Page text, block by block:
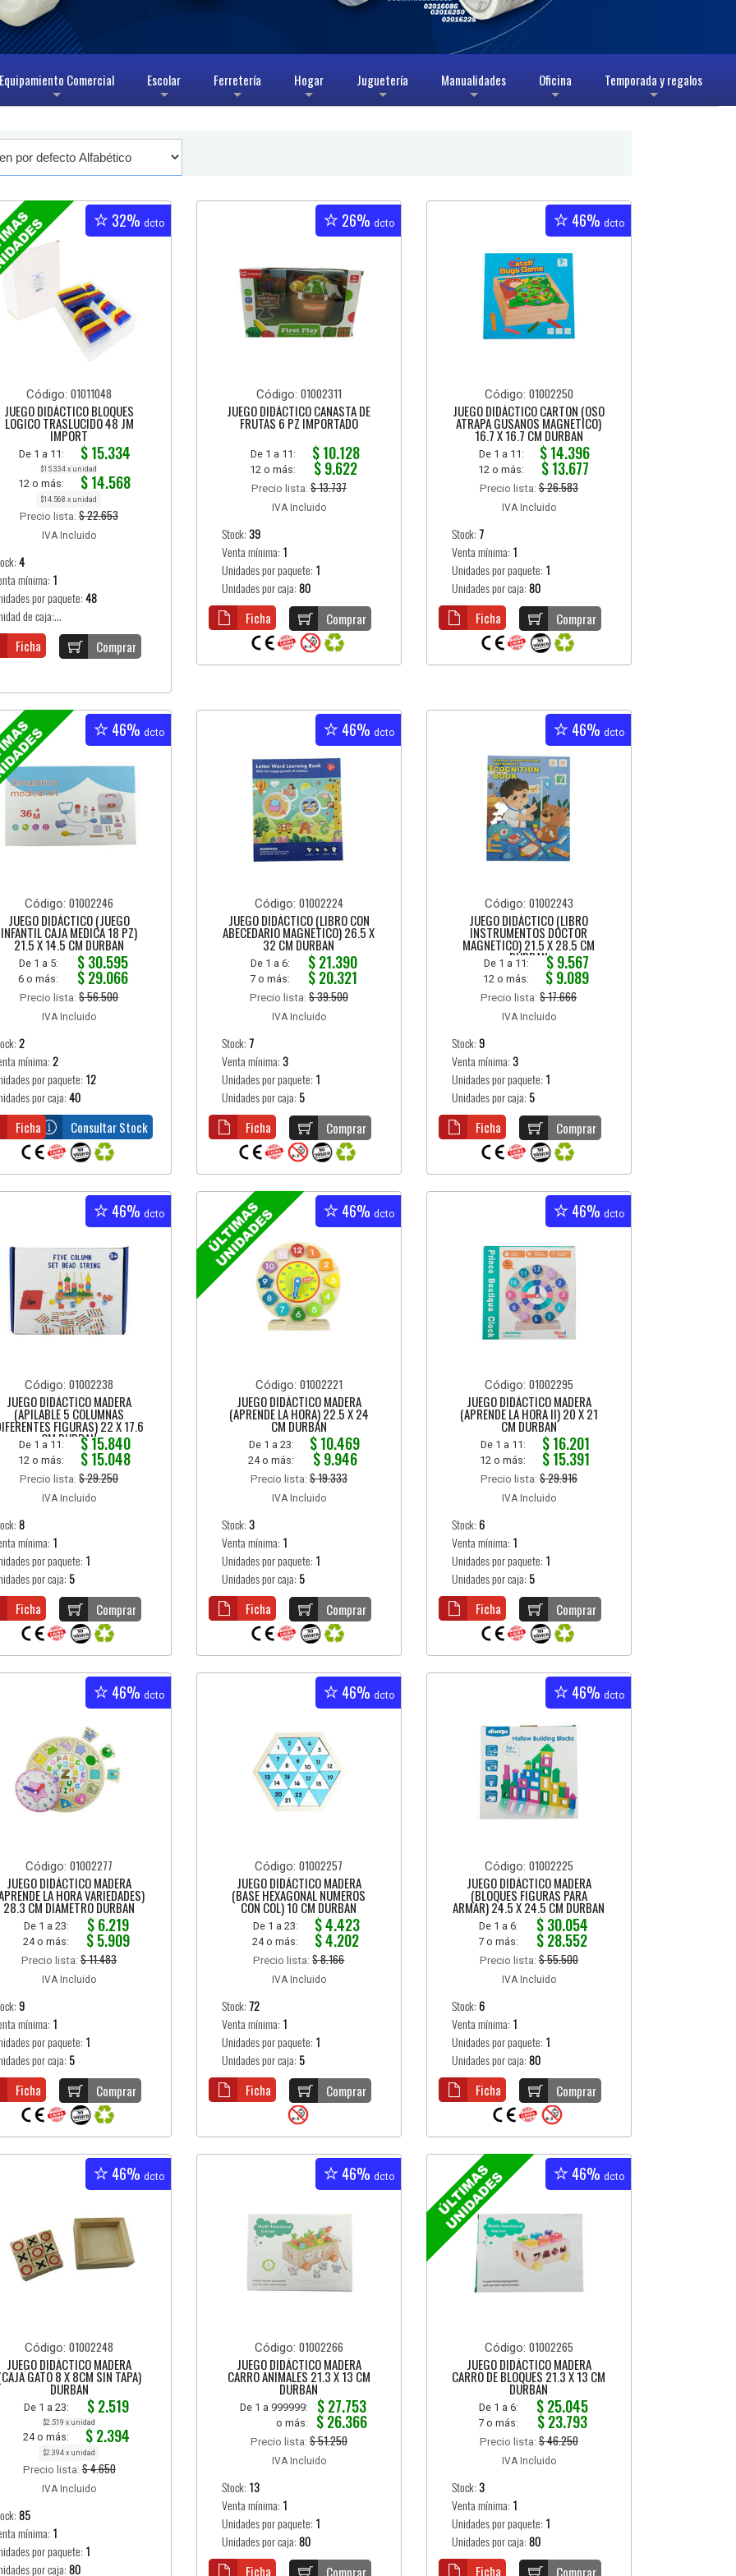
+
Equipamiento Comercial
+
Escolar
+
Ferretería
+
Hogar
+
Juguetería
+
Manualidades
+
Oficina
+
Temporada y regalos
32% dcto
Código:01011048
JUEGO DIDÁCTICO BLOQUES
LOGICO TRASLUCIDO 48 JM
IMPORT
De 1 a 11: $ 15.334
$15.334 x unidad
12 o más: $ 14.568
$14.568 x unidad
Precio lista:$ 22.653
IVA Incluido
4
mínima: 1
por paquete:48
de caja:...
Comprar
Ficha
26% dcto
Código: 01002311
JUEGO DIDÁCTICO CANASTA DE
FRUTAS 6 PZ IMPORTADO
De 1 a 11: $ 10.128
12 o más: $ 9.622
Precio lista: $ 13.737
IVA Incluido
Stock: 39
Venta mínima: 1
Unidades por paquete: 1
Unidades por caja: 80
Comprar
Ficha
46% dcto
Código: 01002250
JUEGO DIDÁCTICO CARTON (OSO
ATRAPA GUSANOS MAGNETICO)
16.7 X 16.7 CM DURBAN
De 1 a 11: $ 14.396
12 o más: $ 13.677
Precio lista:$ 26.583
IVA Incluido
Stock: 7
Venta mínima: 1
Unidades por paquete: 1
Unidades por caja: 80
Comprar
Ficha
46% dcto
Código:01002246
JUEGO DIDÁCTICO (JUEGO
INFANTIL CAJA MEDICA 18 PZ)
21.5 X 14.5 CM DURBAN
De 1 a 5: $ 30.595
6 o más: $ 29.066
Precio lista:$ 56.500
IVA Incluido
2
mínima:2
por paquete: 12
por caja:40
Consultar Stock
Ficha
46% dcto
Código: 01002224
JUEGO DIDÁCTICO (LIBRO CON
ABECEDARIO MAGNETICO) 26.5 X
32 CM DURBAN
De 1 a 6: $ 21.390
7 o más: $ 20.321
Precio lista: $ 39.500
IVA Incluido
Stock: 7
Venta mínima: 3
Unidades por paquete: 1
Unidades por caja: 5
Comprar
Ficha
46% dcto
Código: 01002243
JUEGO DIDÁCTICO (LIBRO
INSTRUMENTOS DOCTOR
MAGNETICO) 21.5 X 28.5 CM
DURBAN
De 1 a 11: $ 9.567
12 o más: $ 9.089
Precio lista:$ 17.666
IVA Incluido
Stock: 9
Venta mínima: 3
Unidades por paquete: 1
Unidades por caja: 5
Comprar
Ficha
46% dcto
Código:01002238
JUEGO DIDÁCTICO MADERA
(APILABLE 5 COLUMNAS
FIGURAS) 22 X 17.6
CM DURBAN
De 1 a 11: $ 15.840
12 o más: $ 15.048
Precio lista:$ 29.250
IVA Incluido
8
mínima: 1
por paquete: 1
por caja: 5
Comprar
Ficha
46% dcto
Código: 01002221
JUEGO DIDÁCTICO MADERA
(APRENDE LA HORA) 22.5 X 24
CM DURBAN
De 1 a 23: $ 10.469
24 o más: $ 9.946
Precio lista: $ 19.333
IVA Incluido
Stock: 3
Venta mínima: 1
Unidades por paquete: 1
Unidades por caja: 5
Comprar
Ficha
46% dcto
Código: 01002295
JUEGO DIDÁCTICO MADERA
(APRENDE LA HORA II) 20 X 21
CM DURBAN
De 1 a 11: $ 16.201
12 o más: $ 15.391
Precio lista:$ 29.916
IVA Incluido
Stock: 6
Venta mínima: 1
Unidades por paquete: 1
Unidades por caja: 5
Comprar
Ficha
46% dcto
Código:01002277
JUEGO DIDÁCTICO MADERA
LA HORA VARIEDADES)
28.3 CM DIAMETRO DURBAN
De 1 a 23: $ 6.219
24 o más: $ 5.909
Precio lista:$ 11.483
IVA Incluido
9
mínima: 1
por paquete: 1
por caja: 5
Comprar
Ficha
46% dcto
Código:01002257
JUEGO DIDÁCTICO MADERA
(BASE HEXAGONAL NUMEROS
CON COL) 10 CM DURBAN
De 1 a 23: $ 4.423
24 o más: $ 4.202
Precio lista:$ 8.166
IVA Incluido
Stock: 72
Venta mínima: 1
Unidades por paquete: 1
Unidades por caja: 5
Comprar
Ficha
46% dcto
Código: 01002225
JUEGO DIDÁCTICO MADERA
(BLOQUES FIGURAS PARA
ARMAR) 24.5 X 24.5 CM DURBAN
De 1 a 6: $ 30.054
7 o más: $ 28.552
Precio lista:$ 55.500
IVA Incluido
Stock: 6
Venta mínima: 1
Unidades por paquete: 1
Unidades por caja: 80
Comprar
Ficha
46% dcto
Código:01002248
JUEGO DIDÁCTICO MADERA
GATO 8 X 8CM SIN TAPA)
DURBAN
De 1 a 23: $ 2.519
$2.519 x unidad
24 o más: $ 2.394
$2.394 x unidad
Precio lista:$ 4.650
IVA Incluido
85
mínima: 1
por paquete: 1
por caja:80
46% dcto
Código: 01002266
JUEGO DIDÁCTICO MADERA
CARRO ANIMALES 21.3 X 13 CM
DURBAN
De 1 a 999999: $ 27.753
o más: $ 26.366
Precio lista: $ 51.250
IVA Incluido
Stock: 13
Venta mínima: 1
Unidades por paquete: 1
Unidades por caja: 80
Comprar
Ficha
46% dcto
Código: 01002265
JUEGO DIDÁCTICO MADERA
CARRO DE BLOQUES 21.3 X 13 CM
DURBAN
De 1 a 6: $ 25.045
7 o más: $ 23.793
Precio lista:$ 46.250
IVA Incluido
Stock: 3
Venta mínima: 1
Unidades por paquete: 1
Unidades por caja: 80
Comprar
Ficha